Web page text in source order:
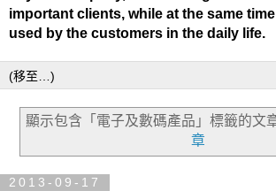
important clients, while at the same
used by the customers in the daily life.
顯示包含「電子及數碼產品」 標籤的文
章
2013-09-17